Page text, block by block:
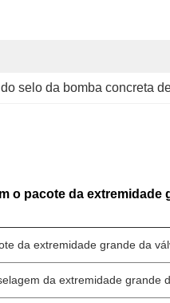
selo da bomba concreta
o pacote da extremidade
da extremidade grande da
da extremidade grande